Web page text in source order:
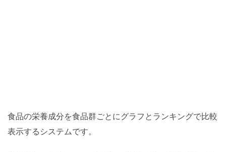
食品の栄養成分を食品群ごとにグラフとランキングで比較
表示するシステムです。